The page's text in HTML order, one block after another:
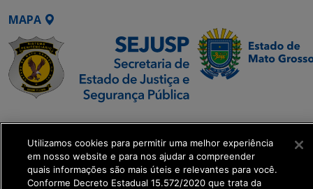
MAPA
SETDIG | Secretaria-
Executiva de
Transformação Digital
Utilizamos cookies para permitir uma melhor experiência
em nosso website e para nos ajudar a compreender
quais informações são mais úteis e relevantes para você.
Conforme Decreto Estadual 15.572/2020 que trata da